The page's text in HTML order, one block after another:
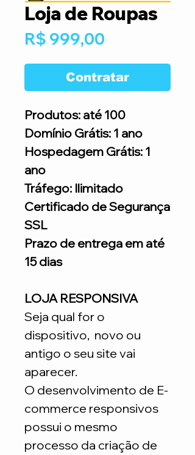
Loja de Roupas
R$ 999,00
Contratar
Produtos: até 100
Domínio Grátis: 1 ano
Hospedagem Grátis: 1
ano
Tráfego: Ilimitado
Certificado de Segurança
SSL
Prazo de entrega em até
15 dias
LOJA RESPONSIVA
Seja qual for o
dispositivo, novo ou
antigo o seu site vai
aparecer.
O desenvolvimento de E-
commerce responsivos
possui o mesmo
processo da criação de